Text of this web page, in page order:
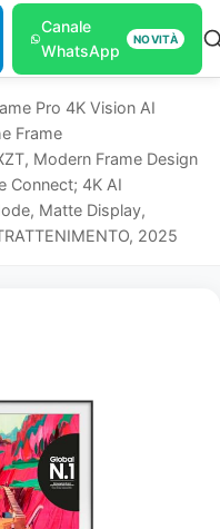
Canale
WhatsApp
NOVITÀ
Pro 4K Vision AI
Frame
Modern Frame Design
Connect; 4K AI
Matte Display,
2025